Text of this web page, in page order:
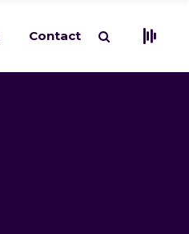
Contact